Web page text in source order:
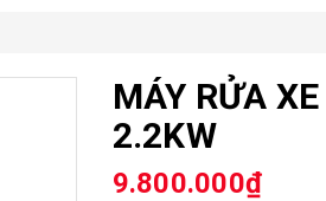
MÁY RỬA
2.2KW
9.800.000₫